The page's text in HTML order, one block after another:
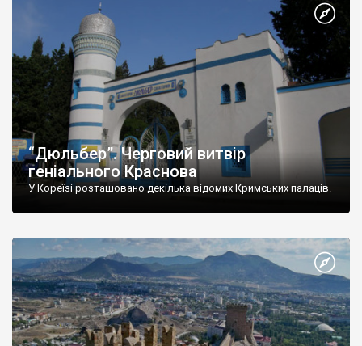
“Дюльбер”. Черговий витвір
геніального Краснова
У Кореїзі розташовано декілька відомих Кримських палаців.